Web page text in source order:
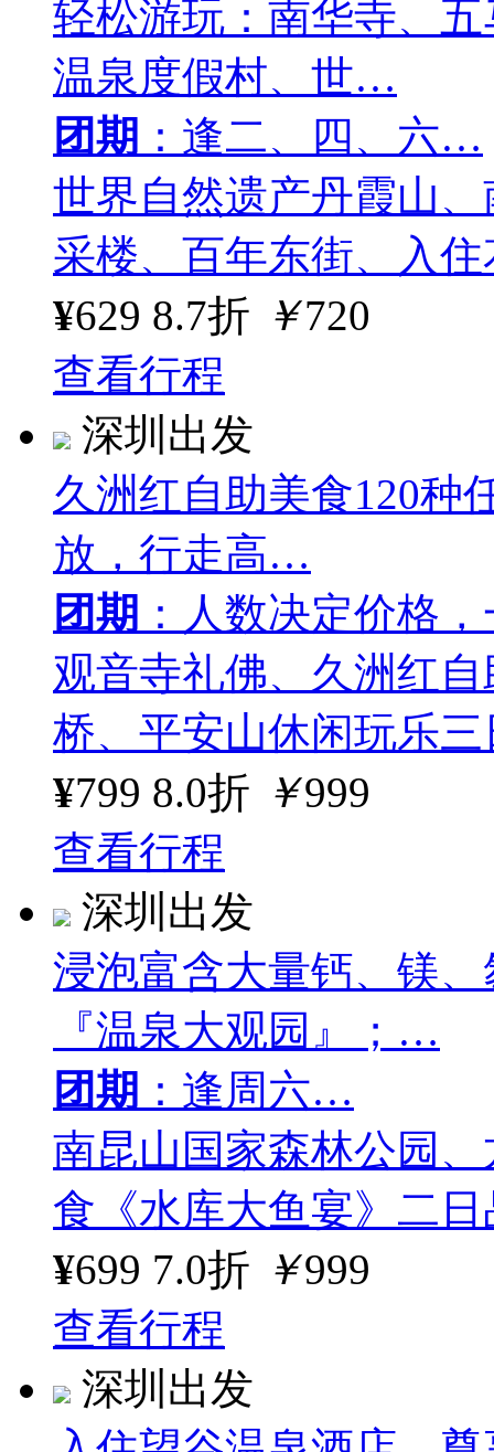
轻松游玩：南华寺、
温泉度假村、世…
团期 ：逢二、四、六…
世界自然遗产丹霞山
采楼、百年东街、入
¥629 8.7折 ￥720
查看行程
深圳出发
久洲红自助美食120种
放，行走高…
团期 ：人数决定价格
观音寺礼佛、久洲红
桥、平安山休闲玩乐三
¥799 8.0折 ￥999
查看行程
深圳出发
浸泡富含大量钙、镁
『温泉大观园』；…
团期 ：逢周六…
南昆山国家森林公园
食《水库大鱼宴》二
¥699 7.0折 ￥999
查看行程
深圳出发